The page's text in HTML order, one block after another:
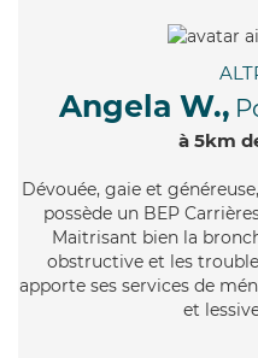
Angela W.,
à 5km
Dévouée, gaie et
possède un BEP
Maitrisant bien la
obstructive et les
apporte ses services de
et